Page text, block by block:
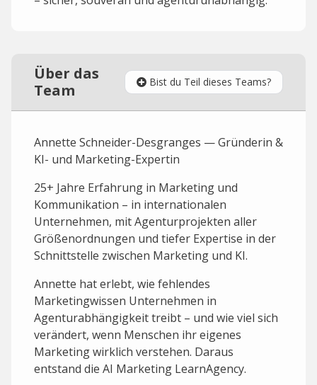
Über das
Team
Bist du Teil dieses Teams?
Annette Schneider-Desgranges — Gründerin &
KI- und Marketing-Expertin
25+ Jahre Erfahrung in Marketing und
Kommunikation – in internationalen
Unternehmen, mit Agenturprojekten aller
Größenordnungen und tiefer Expertise in der
Schnittstelle zwischen Marketing und KI.
Annette hat erlebt, wie fehlendes
Marketingwissen Unternehmen in
Agenturabhängigkeit treibt – und wie viel sich
verändert, wenn Menschen ihr eigenes
Marketing wirklich verstehen. Daraus
entstand die AI Marketing LearnAgency.